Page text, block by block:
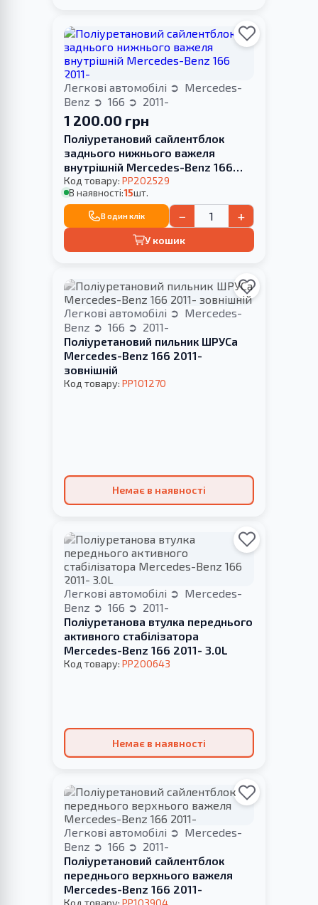
Легкові автомобілі
Mercedes-
Benz
166 2011-
1 200.00 грн
Поліуретановий сайлентблок
заднього нижнього важеля
внутрішній Mercedes-Benz 166
2011-
Код товару: PP202529
В наявності:15шт.
В один клік − +
У кошик
Легкові автомобілі
Mercedes-
Benz
166
2011-
Поліуретановий пильник ШРУСа
Mercedes-Benz 166 2011-
зовнішній
Код товару: PP101270
Немає в наявності
Легкові автомобілі
Mercedes-
Benz
166
2011-
Поліуретанова втулка переднього
активного стабілізатора
Mercedes-Benz 166 2011- 3.0L
Код товару: PP200643
Немає в наявності
Легкові автомобілі
Mercedes-
Benz
166
2011-
Поліуретановий сайлентблок
переднього верхнього важеля
Mercedes-Benz 166 2011-